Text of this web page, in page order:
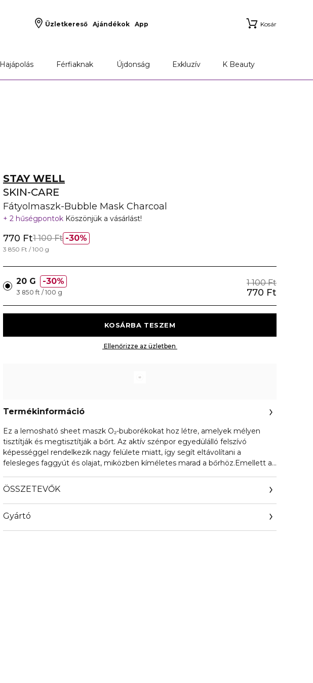
Üzletkereső Ajándékok App Kosár
Hajápolás Férfiaknak Újdonság Exkluzív K Beauty
STAY WELL
SKIN-CARE
Fátyolmaszk-Bubble Mask Charcoal
2 hűségpontok Köszönjük a vásárlást!
30%
770 Ft1 100 Ft
3 850 Ft / 100 g
20 G 30% 1 100 Ft
770 Ft
3 850 ft / 100 g
Termékinformáció
Ez a lemosható sheet maszk O₂-buborékokat hoz létre, amelyek mélyen
tisztítják és megtisztítják a bőrt. Az aktív szénpor egyedülálló felszívó
képességgel rendelkezik nagy felülete miatt, így segít eltávolítani a
felesleges faggyút és olajat, miközben kíméletes marad a bőrhöz.Emellett a
felvenni a harcot a szabad gyökökkel, és hozzájárul a bőrtónus
egységesítéséhez.
ÖSSZETEVŐK
Gyártó